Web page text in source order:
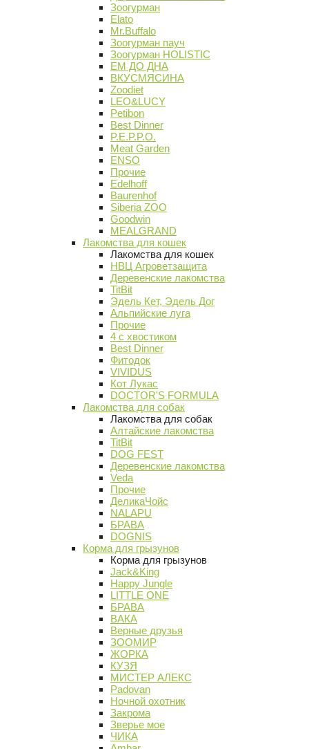
Зоогурман
Elato
Mr.Buffalo
Зоогурман пауч
Зоогурман HOLISTIC
ЕМ ДО ДНА
ВКУСМЯСИНА
Zoodiet
LEO&LUCY
Petibon
Best Dinner
P.E.P.P.O.
Meat Garden
ENSO
Прочие
Edelhoff
Baurenhof
Siberia ZOO
Goodwin
MEALGRAND
Лакомства для кошек
Лакомства для кошек
НВЦ Агроветзащита
Деревенские лакомства
TitBit
Эдель Кет, Эдель Дог
Альпийские луга
Прочие
4 с хвостиком
Best Dinner
Фитодок
VIVIDUS
Кот Лукас
DOCTOR'S FORMULA
Лакомства для собак
Лакомства для собак
Алтайские лакомства
TitBit
DOG FEST
Деревенские лакомства
Veda
Прочие
ДеликаЧойс
NALAPU
БРАВА
DOGNIS
Корма для грызунов
Корма для грызунов
Jack&King
Happy Jungle
LITTLE ONE
БРАВА
ВАКА
Верные друзья
ЗООМИР
ЖОРКА
КУЗЯ
МИСТЕР АЛЕКС
Padovan
Ночной охотник
Закрома
Зверье мое
ЧИКА